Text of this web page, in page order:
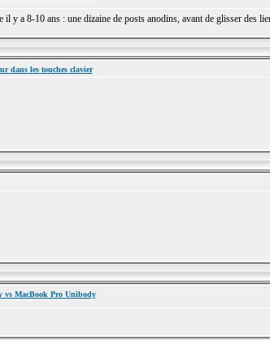
il y a 8-10 ans : une dizaine de posts anodins, avant de glisser des
dans les touches clavier
vs MacBook Pro Unibody